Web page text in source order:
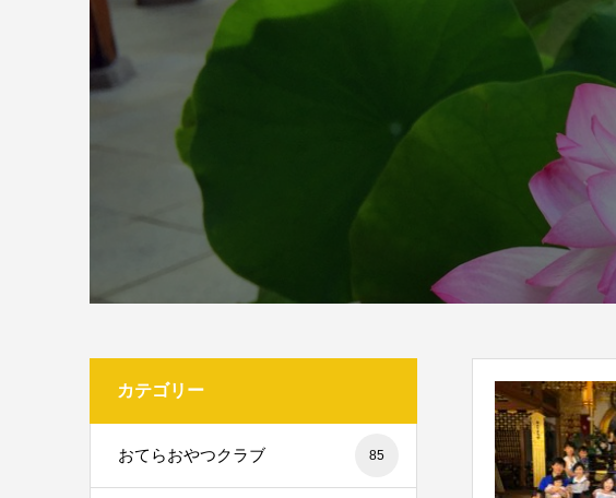
カテゴリー
おてらおやつクラブ 85